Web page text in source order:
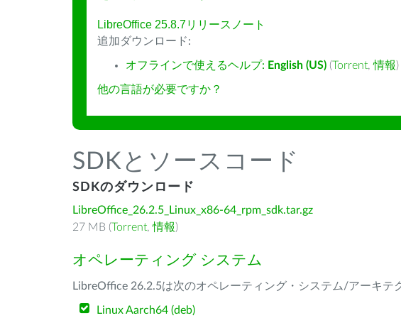
LibreOffice 25.8.7リリースノート
追加ダウンロード:
オフラインで使えるヘルプ: English (US) (Torrent,情報)
他の言語が必要ですか？
SDKとソースコード
SDKのダウンロード
LibreOffice_26.2.5_Linux_x86-64_rpm_sdk.tar.gz
27 MB (Torrent,情報)
オペレーティング システム
LibreOffice 26.2.5は次のオペレーティング・システム/アーキテ
Linux Aarch64 (deb)